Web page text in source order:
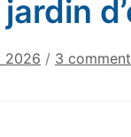
jardin
2026 / 3